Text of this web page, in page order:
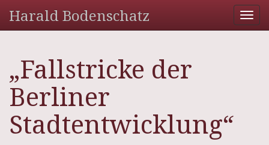
Harald Bodenschatz
„Fallstricke der
Berliner
Stadtentwicklung“